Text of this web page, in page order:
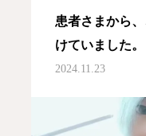
患者さまから
けていました
な悩み。 調べ
療だから原因
2024.11.23